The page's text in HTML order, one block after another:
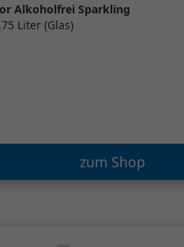
Alkoholfrei Sparkling
Liter (Glas)
zum Shop